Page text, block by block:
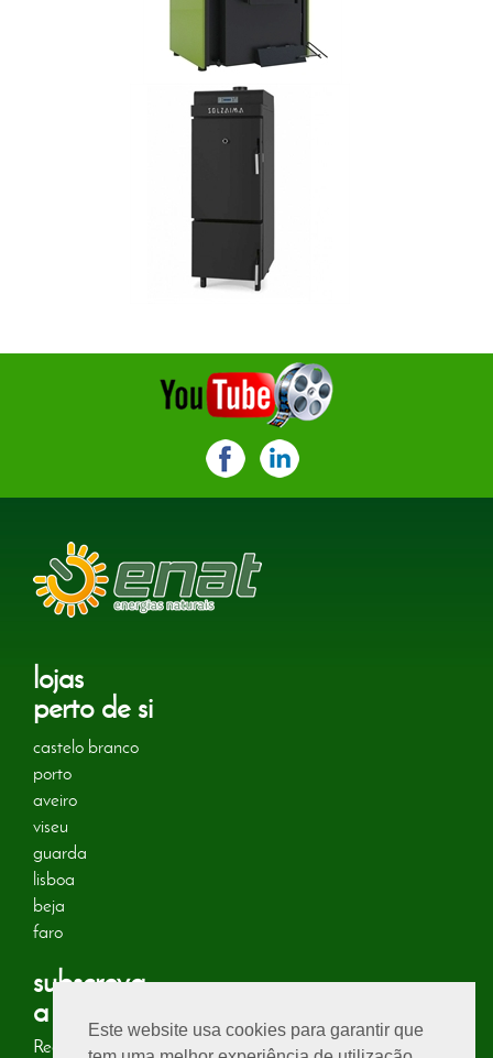
Este website usa cookies para garantir que
lojas
perto de si
castelo branco
porto
aveiro
viseu
guarda
lisboa
beja
faro
subscreva
a nossa newsletter
Receba no seu email informações sobre energias naturais!